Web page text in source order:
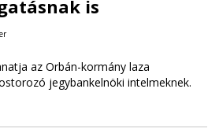
is
az Orbán-kormány laza
jegybankelnöki intelmeknek.